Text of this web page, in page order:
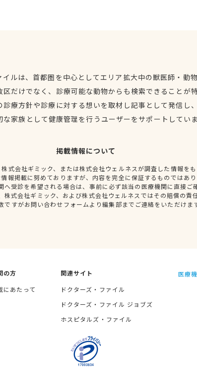
イルは、首都圏を中心としてエリア拡大中の獣医師・動
区だけでなく、診療可能な動物からも検索できることが
診療方針や診療に対する想いを取材し記事として発信し
な家族として健康管理を行うユーザーをサポートしてい
掲載情報について
式会社ギミック、または株式会社ウェルネスが調査した情報を
報掲載に努めておりますが、内容を完全に保証するものではあ
へ受診を希望される場合は、事前に必ず該当の医療機関に直接ご
株式会社ギミック、および株式会社ウェルネスではその賠償の責
ですがお問い合わせフォームより編集部までご連絡をいただけま
の方
にあたって
関連サイト
ドクターズ・ファイル
ドクターズ・ファイル ジョブズ
ホスピタルズ・ファイル
医療